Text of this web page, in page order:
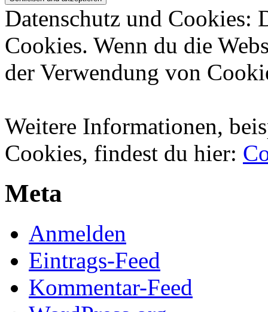
Datenschutz und Cookies:
Cookies. Wenn du die
der Verwendung von
Weitere Informationen,
Cookies, findest du hier:
Meta
Anmelden
Eintrags-Feed
Kommentar-Feed